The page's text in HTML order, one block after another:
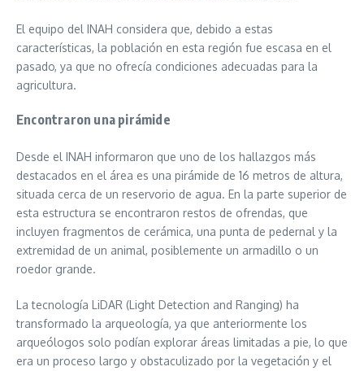
El equipo del INAH considera que, debido a estas
características, la población en esta región fue escasa en el
pasado, ya que no ofrecía condiciones adecuadas para la
agricultura.
Encontraron una pirámide
Desde el INAH informaron que uno de los hallazgos más
destacados en el área es una pirámide de 16 metros de altura,
situada cerca de un reservorio de agua. En la parte superior de
esta estructura se encontraron restos de ofrendas, que
incluyen fragmentos de cerámica, una punta de pedernal y la
extremidad de un animal, posiblemente un armadillo o un
roedor grande.
La tecnología LiDAR (Light Detection and Ranging) ha
transformado la arqueología, ya que anteriormente los
arqueólogos solo podían explorar áreas limitadas a pie, lo que
era un proceso largo y obstaculizado por la vegetación y el